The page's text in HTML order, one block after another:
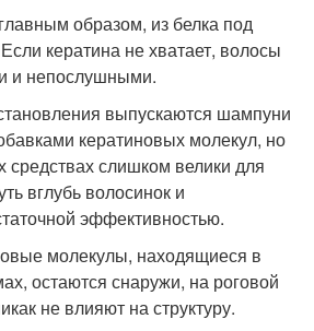
образом, из белка под
кератина не хватает, волосы
и непослушными.
выпускаются шампуни
кератиновых молекул, но
средствах слишком велики для
вглубь волосинок и
эффективностью.
молекулы, находящиеся в
остаются снаружи, на роговой
не влияют на структуру.